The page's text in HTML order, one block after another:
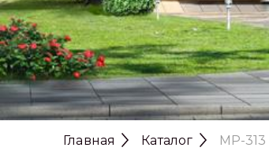
Главная Каталог MP-313